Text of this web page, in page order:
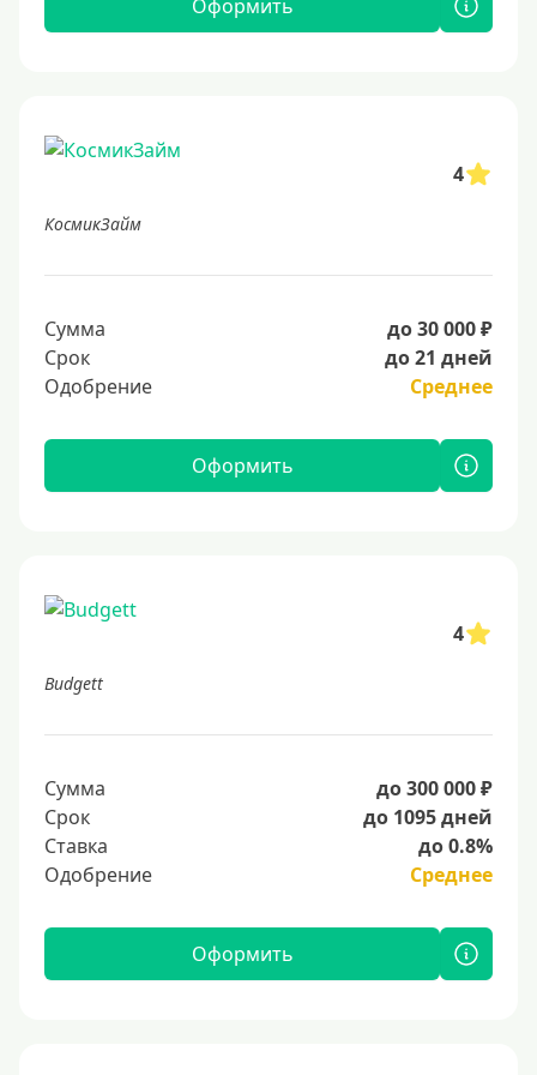
Оформить
4
КосмикЗайм
Сумма
до 30 000 ₽
Срок
до 21 дней
Одобрение
Среднее
Оформить
4
Budgett
Сумма
до 300 000 ₽
Срок
до 1095 дней
Ставка
до 0.8%
Одобрение
Среднее
Оформить